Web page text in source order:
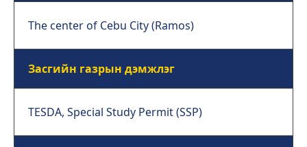
The center of Cebu City (Ramos)
Засгийн газрын дэмжлэг
TESDA, Special Study Permit (SSP)